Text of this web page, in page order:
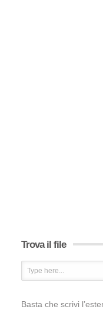
Trova il file
Basta che scrivi